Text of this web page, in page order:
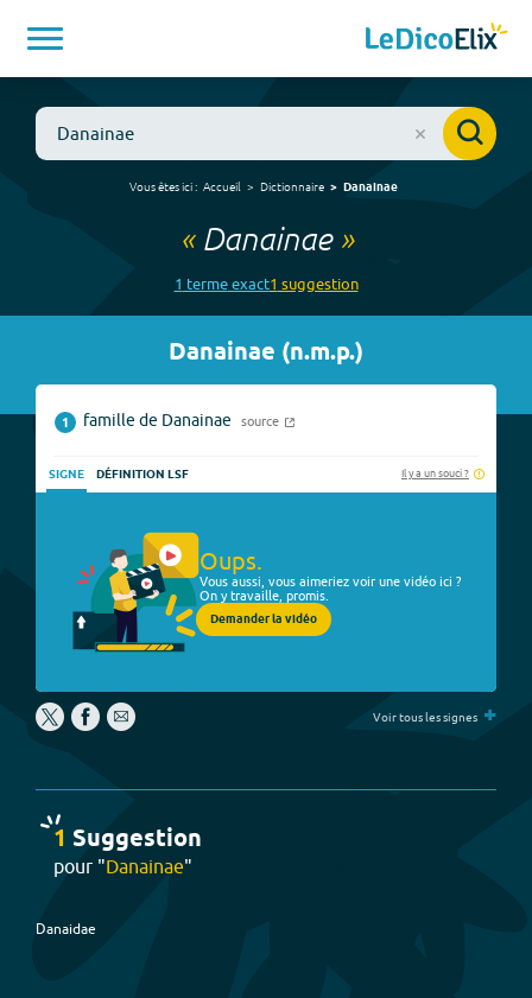
Vous êtes ici : Accueil Dictionnaire Danainae
« Danainae»
1 termeexact1 suggestion
Danainae (n.m.p.)
1 famille de Danainae source
SIGNE DÉFINITION LSF Il y a un souci ?
Oups.
Vous aussi, vous aimeriez voir une vidéo ici ?
On y travaille, promis.
Demander la vidéo
Voir tous les signes +
1 Suggestion
pour "Danainae"
Danaidae